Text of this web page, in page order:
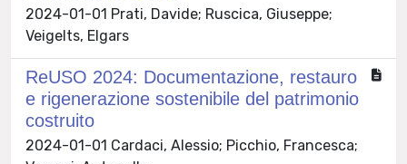
2024-01-01 Prati, Davide; Ruscica, Giuseppe;
Veigelts, Elgars
ReUSO 2024: Documentazione, restauro
e rigenerazione sostenibile del patrimonio
costruito
2024-01-01 Cardaci, Alessio; Picchio, Francesca;